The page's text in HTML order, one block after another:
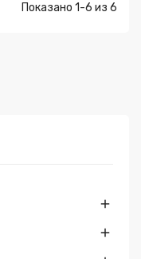
Показано 1-6 из 6

